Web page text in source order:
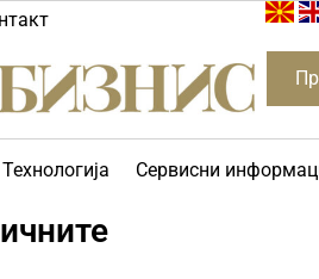
Технологија Сервисни